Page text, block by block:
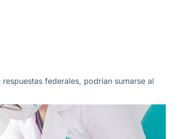
federales, podrían sumarse al